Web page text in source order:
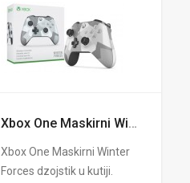
Xbox One Maskirni Winter Forces dzojstiku kutiji
Xbox One Maskirni Winter
Forces dzojstik u kutiji.